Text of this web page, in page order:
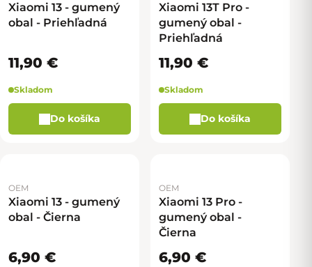
Xiaomi 13 - gumený
obal - Priehľadná
11,90 €
Skladom
Do košíka
Xiaomi 13T Pro -
gumený obal -
Priehľadná
11,90 €
Skladom
Do košíka
OEM
Xiaomi 13 - gumený
obal - Čierna
6,90 €
OEM
Xiaomi 13 Pro -
gumený obal -
Čierna
6,90 €